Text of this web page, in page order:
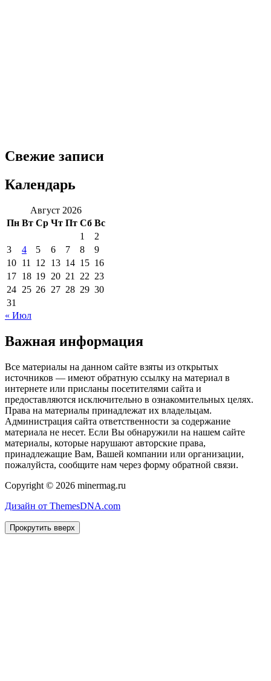
Свежие записи
Календарь
Август 2026
Пн Вт Ср Чт Пт Сб Вс
1
2
3
4 5 6 7 8
9
10 11 12 13 14 15 16
17 18 19 20 21 22 23
24 25 26 27 28 29 30
31
« Июл
Важная информация
Все материалы на данном сайте взяты из открытых
источников — имеют обратную ссылку на материал в
интернете или присланы посетителями сайта и
предоставляются исключительно в ознакомительных целях.
Права на материалы принадлежат их владельцам.
Администрация сайта ответственности за содержание
материала не несет. Если Вы обнаружили на нашем сайте
материалы, которые нарушают авторские права,
принадлежащие Вам, Вашей компании или организации,
пожалуйста, сообщите нам через форму обратной связи.
Copyright © 2026 minermag.ru
Дизайн от ThemesDNA.com
Прокрутить вверх